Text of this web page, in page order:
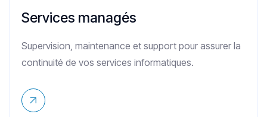
Services managés
Supervision, maintenance et support pour assurer la
continuité de vos services informatiques.